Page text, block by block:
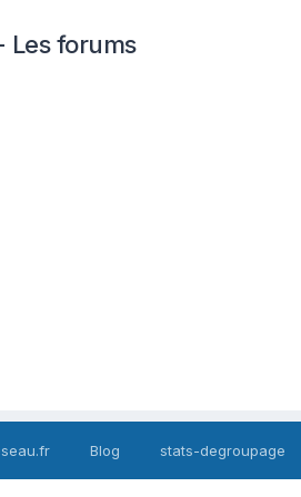
Les forums
Blog stats-degroupage